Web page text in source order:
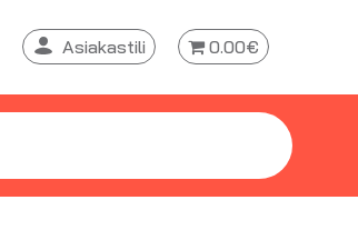
Asiakastili 0.00€